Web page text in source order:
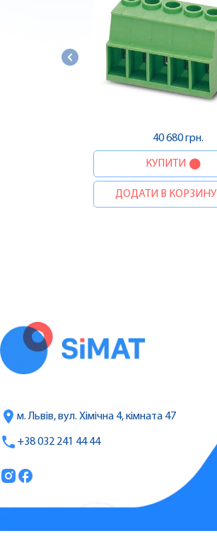
40 680 грн.
КУПИТИ
ДОДАТИ В КОРЗИНУ
м. Львів, вул. Хімічна 4, кімната 47
+38 032 241 44 44